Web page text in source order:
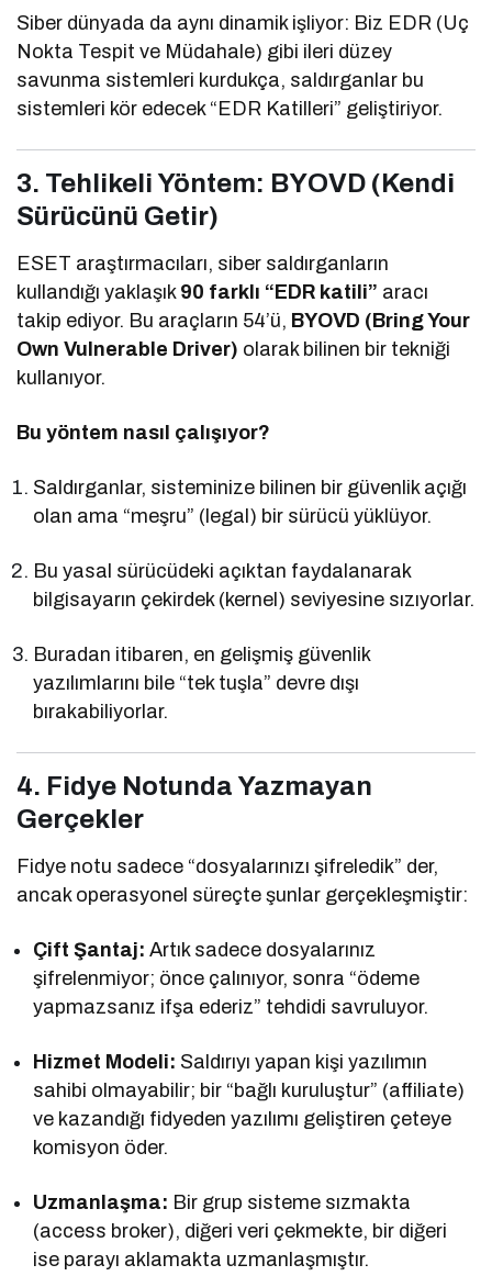
Siber dünyada da aynı dinamik işliyor: Biz EDR (Uç
Nokta Tespit ve Müdahale) gibi ileri düzey
savunma sistemleri kurdukça, saldırganlar bu
sistemleri kör edecek “EDR Katilleri” geliştiriyor.
3. Tehlikeli Yöntem: BYOVD (Kendi
Sürücünü Getir)
ESET araştırmacıları, siber saldırganların
kullandığı yaklaşık 90 farklı “EDR katili” aracı
takip ediyor. Bu araçların 54’ü, BYOVD (Bring Your
Own Vulnerable Driver) olarak bilinen bir tekniği
kullanıyor.
Bu yöntem nasıl çalışıyor?
Saldırganlar, sisteminize bilinen bir güvenlik açığı
olan ama “meşru” (legal) bir sürücü yüklüyor.
Bu yasal sürücüdeki açıktan faydalanarak
bilgisayarın çekirdek (kernel) seviyesine sızıyorlar.
Buradan itibaren, en gelişmiş güvenlik
yazılımlarını bile “tek tuşla” devre dışı
bırakabiliyorlar.
4. Fidye Notunda Yazmayan
Gerçekler
Fidye notu sadece “dosyalarınızı şifreledik” der,
ancak operasyonel süreçte şunlar gerçekleşmiştir:
Çift Şantaj: Artık sadece dosyalarınız
şifrelenmiyor; önce çalınıyor, sonra “ödeme
yapmazsanız ifşa ederiz” tehdidi savruluyor.
Hizmet Modeli: Saldırıyı yapan kişi yazılımın
sahibi olmayabilir; bir “bağlı kuruluştur” (affiliate)
ve kazandığı fidyeden yazılımı geliştiren çeteye
komisyon öder.
Uzmanlaşma: Bir grup sisteme sızmakta
(access broker), diğeri veri çekmekte, bir diğeri
ise parayı aklamakta uzmanlaşmıştır.